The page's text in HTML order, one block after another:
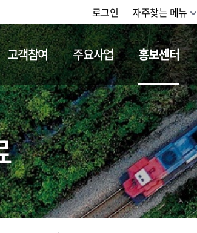
로그인 자주찾는 메뉴
고객참여 주요사업 홍보센터
기차소개 철도체험